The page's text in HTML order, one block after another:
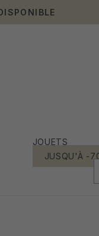
JOUETS
JUSQU'À -